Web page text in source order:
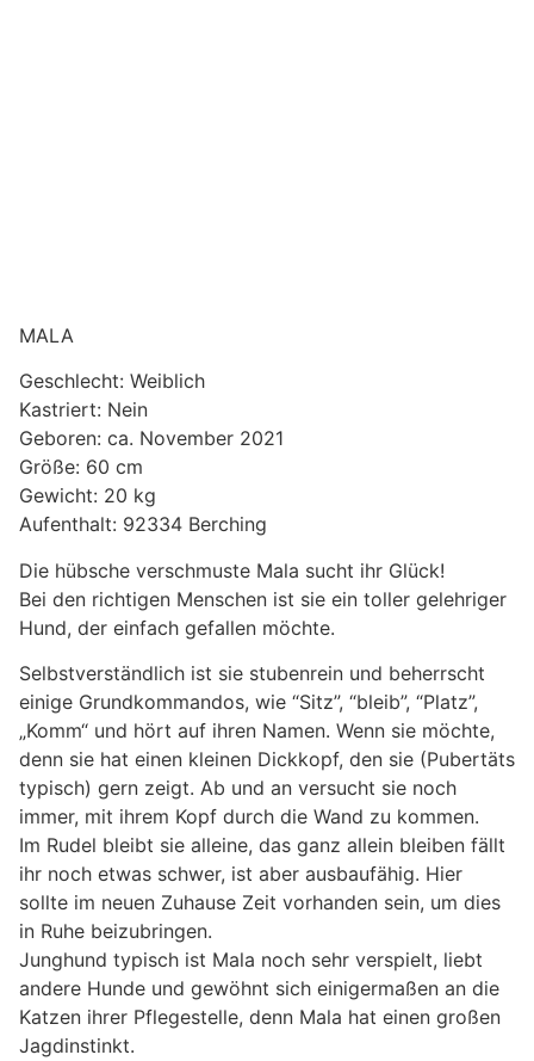
MALA
Geschlecht: Weiblich
Kastriert: Nein
Geboren: ca. November 2021
Größe: 60 cm
Gewicht: 20 kg
Aufenthalt: 92334 Berching
Die hübsche verschmuste Mala sucht ihr Glück!
Bei den richtigen Menschen ist sie ein toller gelehriger
Hund, der einfach gefallen möchte.
Selbstverständlich ist sie stubenrein und beherrscht
einige Grundkommandos, wie “Sitz”, “bleib”, “Platz”,
„Komm“ und hört auf ihren Namen. Wenn sie möchte,
denn sie hat einen kleinen Dickkopf, den sie (Pubertäts
typisch) gern zeigt. Ab und an versucht sie noch
immer, mit ihrem Kopf durch die Wand zu kommen.
Im Rudel bleibt sie alleine, das ganz allein bleiben fällt
ihr noch etwas schwer, ist aber ausbaufähig. Hier
sollte im neuen Zuhause Zeit vorhanden sein, um dies
in Ruhe beizubringen.
Junghund typisch ist Mala noch sehr verspielt, liebt
andere Hunde und gewöhnt sich einigermaßen an die
Katzen ihrer Pflegestelle, denn Mala hat einen großen
Jagdinstinkt.